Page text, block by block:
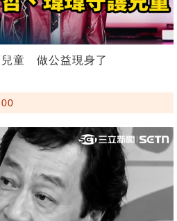
兒童 做公益現身了